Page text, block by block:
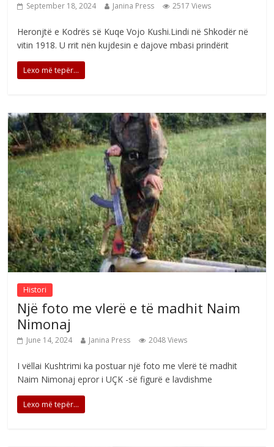
September 18, 2024 Janina Press 2517 Views
Heronjtë e Kodrës së Kuqe Vojo Kushi.Lindi në Shkodër në
vitin 1918. U rrit nën kujdesin e dajove mbasi prindërit
Lexo më tepër...
Histori
Një foto me vlerë e të madhit Naim
Nimonaj
June 14, 2024 Janina Press 2048 Views
I vëllai Kushtrimi ka postuar një foto me vlerë të madhit
Naim Nimonaj epror i UÇK -së figurë e lavdishme
Lexo më tepër...